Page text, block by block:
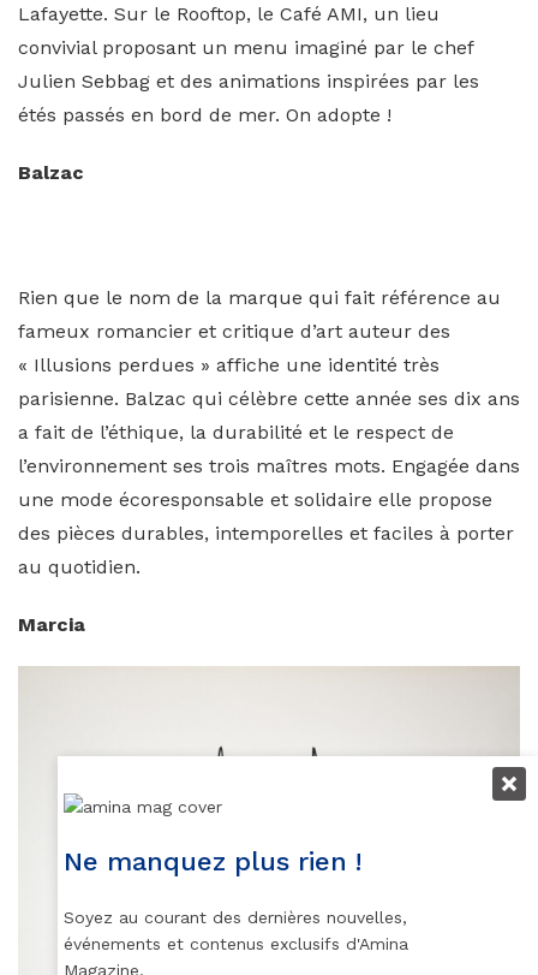
Lafayette. Sur le Rooftop, le Café AMI, un lieu
convivial proposant un menu imaginé par le chef
Julien Sebbag et des animations inspirées par les
étés passés en bord de mer. On adopte !
Balzac
Rien que le nom de la marque qui fait référence au
fameux romancier et critique d’art auteur des
« Illusions perdues » affiche une identité très
parisienne. Balzac qui célèbre cette année ses dix ans
a fait de l’éthique, la durabilité et le respect de
l’environnement ses trois maîtres mots. Engagée dans
une mode écoresponsable et solidaire elle propose
des pièces durables, intemporelles et faciles à porter
au quotidien.
Marcia
Ne manquez plus rien !
Soyez au courant des dernières nouvelles,
événements et contenus exclusifs d'Amina
Magazine.